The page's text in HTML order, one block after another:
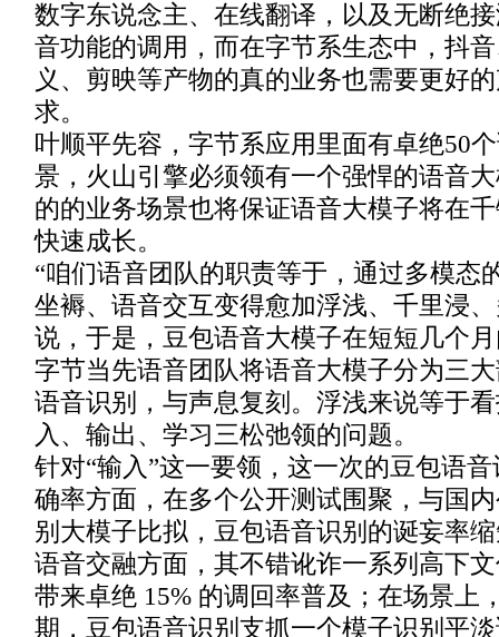
数字东说念主、在线翻译，以及无断绝
音功能的调用，而在字节系生态中，抖
义、剪映等产物的真的业务也需要更好
求。
叶顺平先容，字节系应用里面有卓绝50
景，火山引擎必须领有一个强悍的语音
的的业务场景也将保证语音大模子将在
快速成长。
“咱们语音团队的职责等于，通过多模态
坐褥、语音交互变得愈加浮浅、千里浸
说，于是，豆包语音大模子在短短几个
字节当先语音团队将语音大模子分为三
语音识别，与声息复刻。浮浅来说等于
入、输出、学习三松弛领的问题。
针对“输入”这一要领，这一次的豆包语
确率方面，在多个公开测试围聚，与国
别大模子比拟，豆包语音识别的诞妄率
语音交融方面，其不错讹诈一系列高下
带来卓绝 15% 的调回率普及；在场景上
期，豆包语音识别支抓一个模子识别平